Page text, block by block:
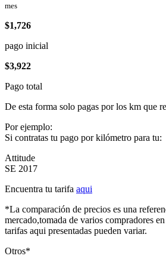
mes
$1,726
pago inicial
$3,922
Pago total
De esta forma solo pagas por los km que
Por ejemplo:
Si contratas tu pago por kilómetro para tu:
Attitude
SE 2017
Encuentra tu tarifa aqui
*La comparación de precios es una
mercado,tomada de varios compradores
tarifas aqui presentadas pueden variar.
Otros*